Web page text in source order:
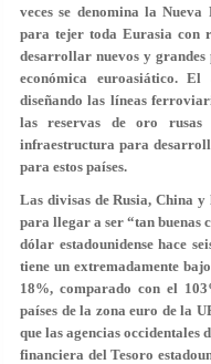
veces se denomina la
para tejer toda Eurasia con
desarrollar nuevos y
económica euroasiático.
diseñando las líneas
las reservas de oro
infraestructura para
para estos países.
Las divisas de Rusia, China y
para llegar a ser “tan buenas
dólar estadounidense hace
tiene un extremadamente
18%, comparado con el
países de la zona euro de la
que las agencias
financiera del Tesoro